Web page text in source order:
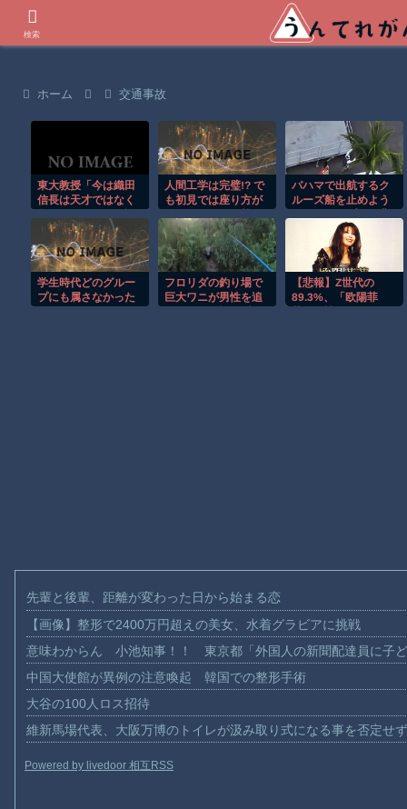
ホーム 交通事故
東大教授「今は織田
信長は天才ではなく
が強いがそれは違う
と思う」
人間工学は完璧!? で
も初見では座り方が
がこちらｗ
バハマで出航するク
ルーズ船を止めよう
学生時代どのグルー
プにも属さなかった
フロリダの釣り場で
巨大ワニが男性を追
【悲報】Z世代の
89.3%、「欧陽菲
先輩と後輩、距離が変わった日から始まる恋
【画像】整形で2400万円超えの美女、水着グラビアに挑戦
意味わからん 小池知事！！ 東京都「外国人の新聞配達員に子
中国大使館が異例の注意喚起 韓国での整形手術
大谷の100人ロス招待
維新馬場代表、大阪万博のトイレが汲み取り式になる事を否定せ
Powered by livedoor 相互RSS
検索